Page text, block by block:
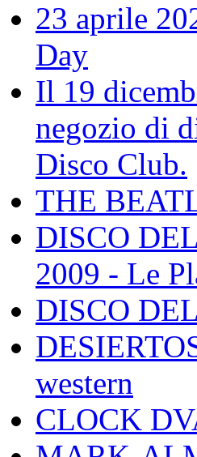
23 aprile
Day
Il 19
negozio di
Disco Club.
THE
DISCO
2009 - Le
DISCO
western
CLOCK